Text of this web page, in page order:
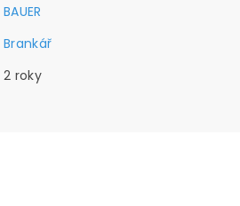
BAUER
Brankář
2 roky